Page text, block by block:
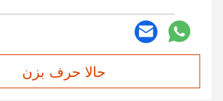
حالا حرف بزن